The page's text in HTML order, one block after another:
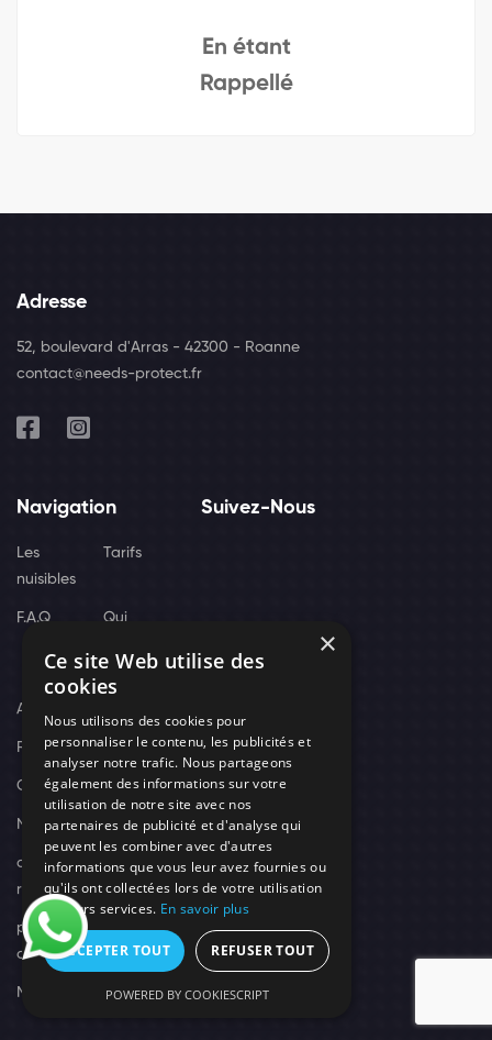
En étant
Rappellé
Adresse
52, boulevard d'Arras - 42300 - Roanne
contact@needs-protect.fr
Navigation
Les
nuisibles
Tarifs
F.A.Q
Qui
nous
Actus
Recrutement
Contact
Nos techniciens
campagne-
recrutement
politique de
confidentialité
Mentions légales
Suivez-Nous
×
Ce site Web utilise des
cookies
Nous utilisons des cookies pour
personnaliser le contenu, les publicités et
analyser notre trafic. Nous partageons
également des informations sur votre
utilisation de notre site avec nos
partenaires de publicité et d'analyse qui
peuvent les combiner avec d'autres
informations que vous leur avez fournies ou
qu'ils ont collectées lors de votre utilisation
de leurs services. En savoir plus
ACCEPTER TOUT REFUSER TOUT
POWERED BY COOKIESCRIPT